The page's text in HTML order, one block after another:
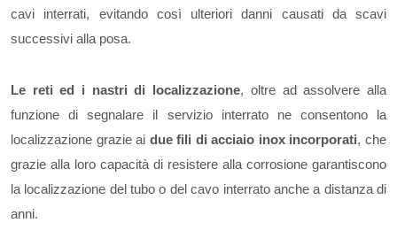
cavi interrati, evitando così ulteriori danni causati da scavi
successivi alla posa.
Le reti ed i nastri di localizzazione, oltre ad assolvere alla
funzione di segnalare il servizio interrato ne consentono la
localizzazione grazie ai due fili di acciaio inox incorporati, che
grazie alla loro capacità di resistere alla corrosione garantiscono
la localizzazione del tubo o del cavo interrato anche a distanza di
anni.